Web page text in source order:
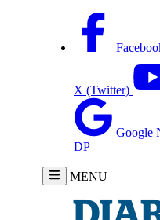
X (Twitter)
Google
DP
MENU